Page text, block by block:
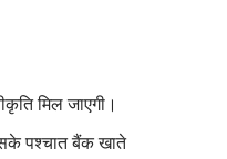
मिल जाएगी।
पश्चात बैंक खाते